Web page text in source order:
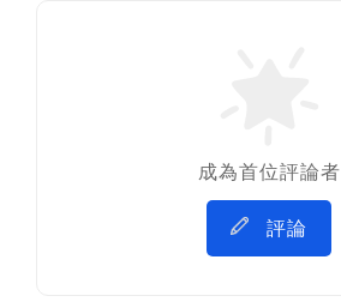
成為首位評論者
評論